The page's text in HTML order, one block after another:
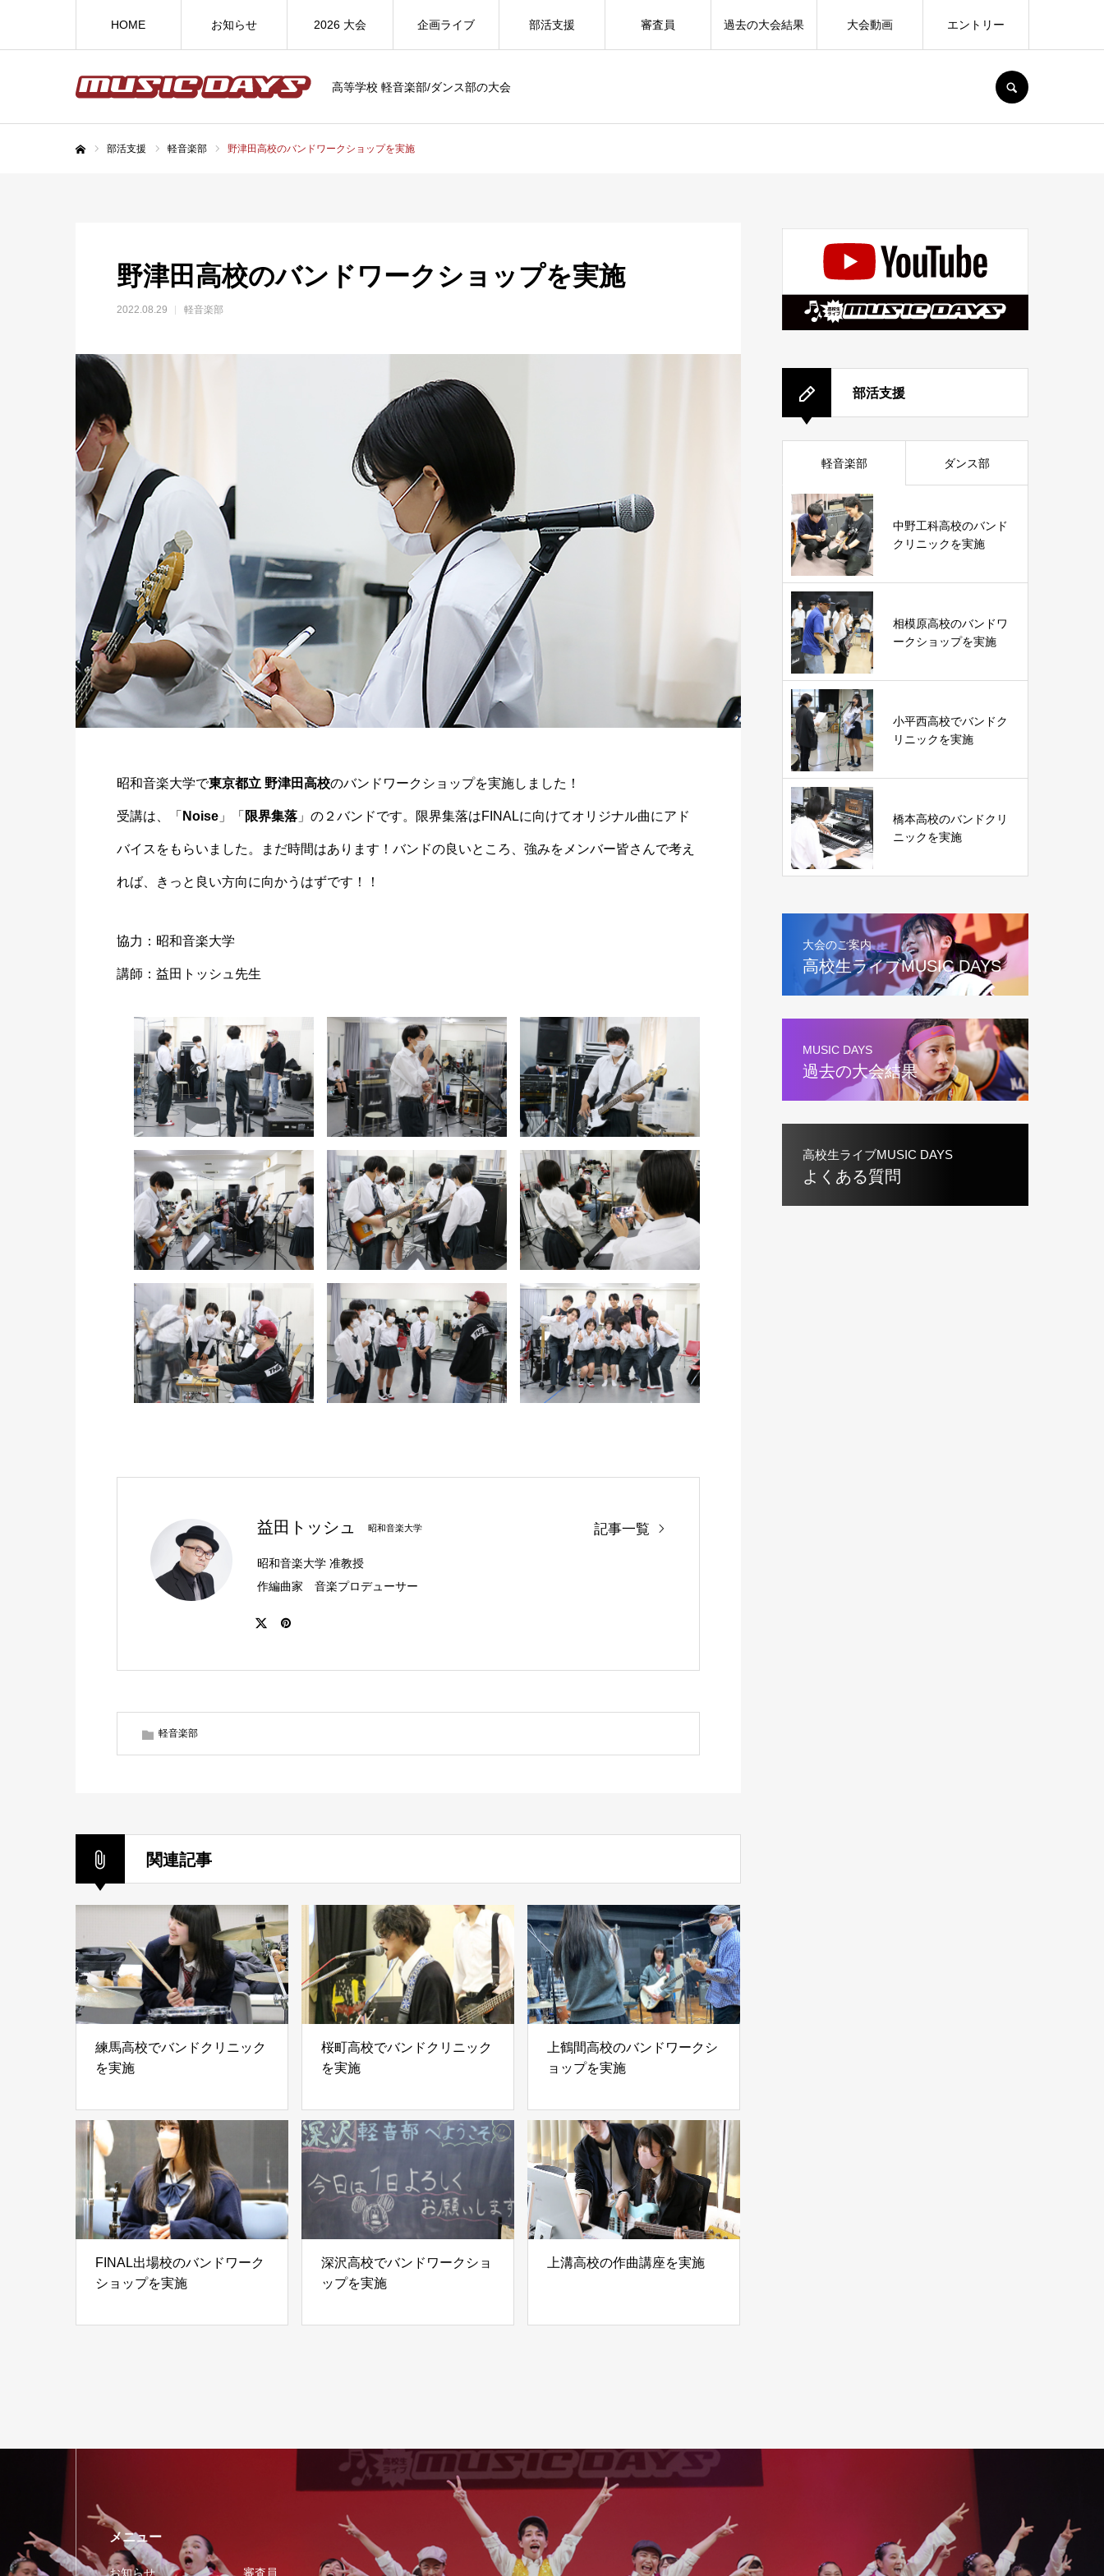
高等学校 軽音楽部/ダンス部の大会
HOME お知らせ 2026 大会 企画ライブ 部活支援 審査員 過去の大会結果 大会動画 エントリー
部活支援 軽音楽部 野津田高校のバンドワークショップを実施
野津田高校のバンドワークショップを実施
2022.08.29 軽音楽部
昭和音楽大学で東京都立 野津田高校のバンドワークショップを実施しました！
受講は、「 Noise 」「 限界集落 」の２バンドです。限界集落はFINALに向けてオリジナル曲にアド
バイスをもらいました。まだ時間はあります！バンドの良いところ、強みをメンバー皆さんで考え
れば、きっと良い方向に向かうはずです！！
協力：昭和音楽大学
講師：益田トッシュ先生
益田トッシュ 昭和音楽大学 記事一覧
昭和音楽大学 准教授
作編曲家 音楽プロデューサー
軽音楽部
関連記事
練馬高校でバンドクリニック
を実施
桜町高校でバンドクリニック
を実施
上鶴間高校のバンドワークシ
ョップを実施
FINAL出場校のバンドワーク
ショップを実施
深沢高校でバンドワークショ
ップを実施
上溝高校の作曲講座を実施
部活支援
軽音楽部 ダンス部
中野工科高校のバンド
クリニックを実施
相模原高校のバンドワ
ークショップを実施
小平西高校でバンドク
リニックを実施
橋本高校のバンドクリ
ニックを実施
大会のご案内
高校生ライブMUSIC DAYS
MUSIC DAYS
過去の大会結果
高校生ライブMUSIC DAYS
よくある質問
メニュー
お知らせ 審査員